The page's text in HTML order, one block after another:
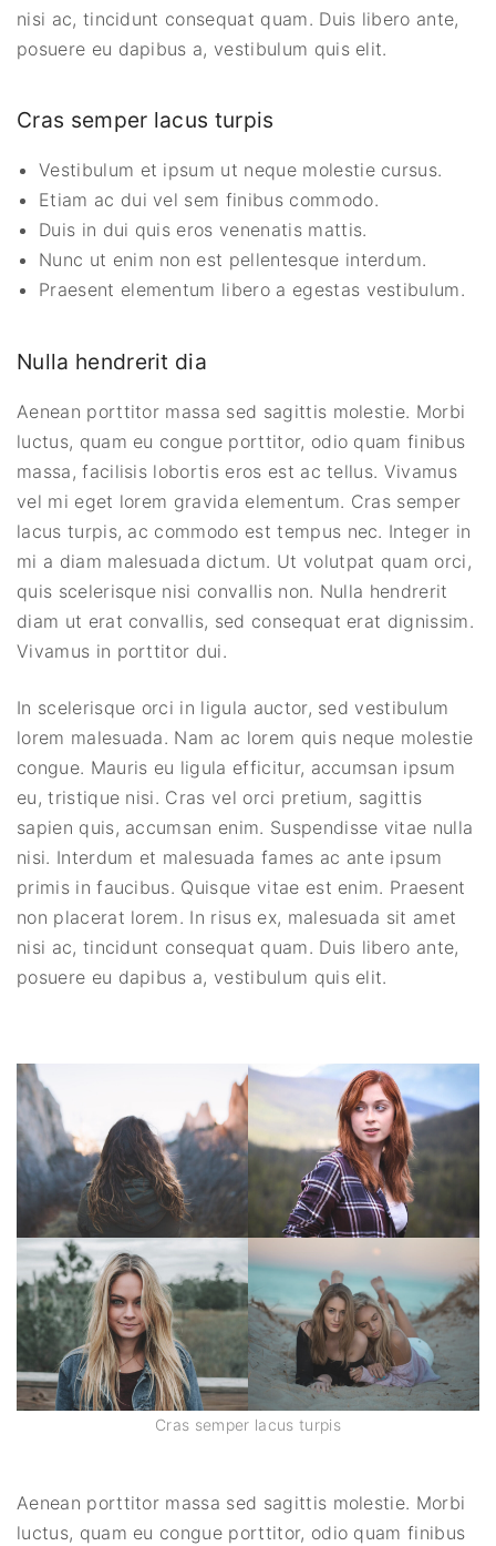
nisi ac, tincidunt consequat quam. Duis libero ante,
posuere eu dapibus a, vestibulum quis elit.
Cras semper lacus turpis
Vestibulum et ipsum ut neque molestie cursus.
Etiam ac dui vel sem finibus commodo.
Duis in dui quis eros venenatis mattis.
Nunc ut enim non est pellentesque interdum.
Praesent elementum libero a egestas vestibulum.
Nulla hendrerit dia
Aenean porttitor massa sed sagittis molestie. Morbi
luctus, quam eu congue porttitor, odio quam finibus
massa, facilisis lobortis eros est ac tellus. Vivamus
vel mi eget lorem gravida elementum. Cras semper
lacus turpis, ac commodo est tempus nec. Integer in
mi a diam malesuada dictum. Ut volutpat quam orci,
quis scelerisque nisi convallis non. Nulla hendrerit
diam ut erat convallis, sed consequat erat dignissim.
Vivamus in porttitor dui.
In scelerisque orci in ligula auctor, sed vestibulum
lorem malesuada. Nam ac lorem quis neque molestie
congue. Mauris eu ligula efficitur, accumsan ipsum
eu, tristique nisi. Cras vel orci pretium, sagittis
sapien quis, accumsan enim. Suspendisse vitae nulla
nisi. Interdum et malesuada fames ac ante ipsum
primis in faucibus. Quisque vitae est enim. Praesent
non placerat lorem. In risus ex, malesuada sit amet
nisi ac, tincidunt consequat quam. Duis libero ante,
posuere eu dapibus a, vestibulum quis elit.
Cras semper lacus turpis
Aenean porttitor massa sed sagittis molestie. Morbi
luctus, quam eu congue porttitor, odio quam finibus